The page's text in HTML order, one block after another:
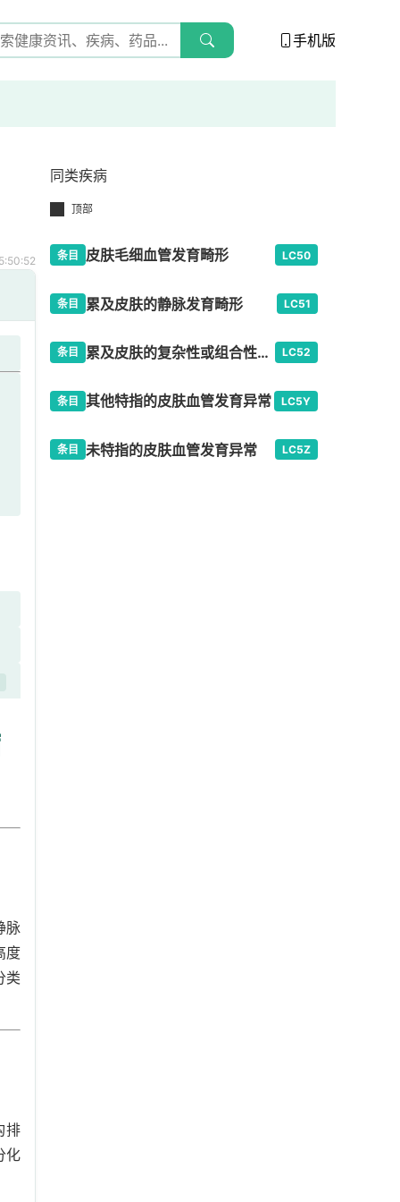
手机版
脉
度
类
排
化
同类疾病
顶部
条目 皮肤毛细血管发育畸形 LC50
条目 累及皮肤的静脉发育畸形 LC51
条目 累及皮肤的复杂性或组合性血管发育畸形 LC52
条目 其他特指的皮肤血管发育异常 LC5Y
条目 未特指的皮肤血管发育异常 LC5Z